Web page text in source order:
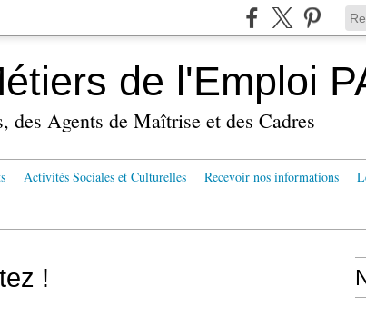
de l'Emploi
des Agents de Maîtrise et des Cadres
Activités Sociales et Culturelles Recevoir nos informations
!